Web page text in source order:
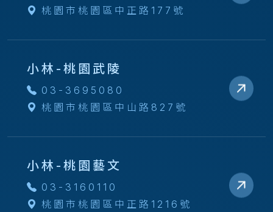
桃園市桃園區中正路177號
小林-桃園武陵
03-3695080
桃園市桃園區中山路827號
小林-桃園藝文
03-3160110
桃園市桃園區中正路1216號